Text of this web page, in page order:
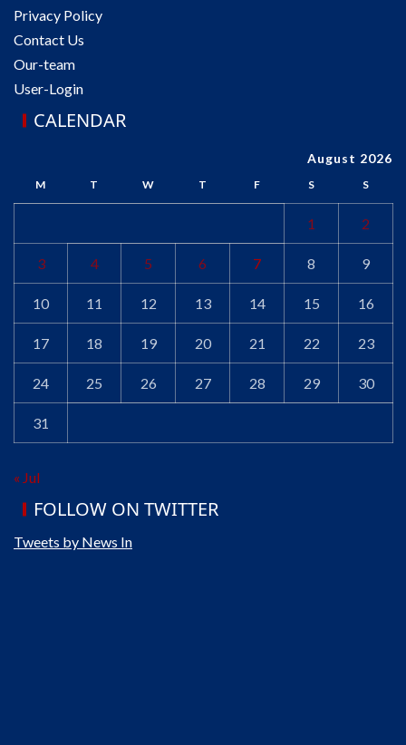
Privacy Policy
Contact Us
Our-team
User-Login
CALENDAR
August 2026
M T W T F S S
1 2
3 4 5 6 7 8 9
10 11 12 13 14 15 16
17 18 19 20 21 22 23
24 25 26 27 28 29 30
31
« Jul
FOLLOW ON TWITTER
Tweets by News In